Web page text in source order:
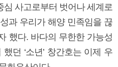
심 사고로부터 벗어나 세계로
과 우리가 해양 민족임을 끊
했다. 바다의 무한한 가능성
던 ‘소년’ 창간호는 이제 우